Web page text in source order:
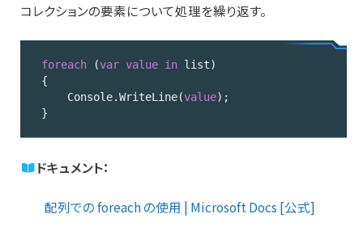
コレクションの要素について処理を繰り返す。
foreach (var value in list)
{
    Console.WriteLine(
value);
}
C#
ドキュメント：
配列での foreach の使用 | Microsoft Docs [公式]